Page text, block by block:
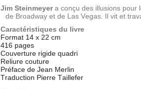
Jim Steinmeyera conçu des illusions pour
de Broadway et de Las Vegas. Il vit et
Caractéristiques du livre
Format 14 x 22 cm
416 pages
Couverture rigide quadri
Reliure couture
Préface de Jean Merlin
Traduction Pierre Taillefer